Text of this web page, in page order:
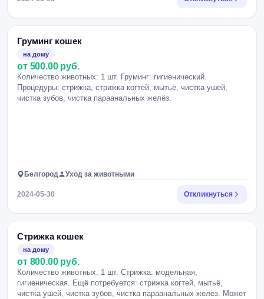
Груминг кошек
на дому
от 500.00 руб.
Количество животных: 1 шт. Груминг: гигиенический.
Процедуры: стрижка, стрижка когтей, мытьё, чистка ушей,
чистка зубов, чистка параанальных желёз.
Белгород Уход за животными
2024-05-30 Откликнуться
Стрижка кошек
на дому
от 800.00 руб.
Количество животных: 1 шт. Стрижка: модельная,
гигиеническая. Ещё потребуется: стрижка когтей, мытьё,
чистка ушей, чистка зубов, чистка параанальных желёз. Может